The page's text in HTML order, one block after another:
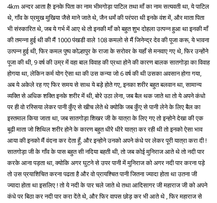
4km अन्दर आता है! इनके पिता का नाम भीमगोड़ा पाटिल तथा माँ का नाम सत्यवती था, ये पाटिल
थे, गाँव के प्रमुख मुखिया जैसे माने जाते थे, जैन धर्मं की परंपरा थी इनके वंश में, और माता पिता
भी संस्कारित थे, जब ये गर्भ में आए थे तो इनकी माँ को बहुत शुभ दोहला उत्पन्न हुआ था इनकी माँ
की तमन्ना हुई थी की मैं 1000 पंखडी वाले 108 कमलो से मैं जिनेन्द्र देव की पूजा करू, ये भावना
उत्पन्न हुई थी, फिर कमल पुष्प कोल्हापुर के राजा के सरोवर के यहाँ से मनवाए गए थे, फिर उन्होंने
पूजा की थी, 9 वर्ष की उम्र में वहा बाल विवाह की प्रथा होने की कारण बालक सातगोड़ा का विवाह
होगया था, लेकिन कर्म योग ऐसा था की उस कन्या जो 6 वर्ष की थी उसका अवसान होगा गया,
अब ये अकेले रह गए फिर समय से साथ ये बड़े होते गए, इनका शरीर बहुत बलवान था, सामान्य
व्यक्ति से अधिक शक्ति इनके शरीर में थी, बोरे उठा लेना, जब बैल थक जाते था तो ये अपने कंधो
पर ही वो रस्सिया लेकर पानी कुँए से खीच लेते थे क्योकि जब कुँए से पानी लेने के लिए बैल का
इस्तमाल किया जाता था, जब सातगोड़ा शिखर जी के यात्रा के लिए गए तो इन्होने देखा की एक
बूढी माता जो शिथिल शरीर होने के कारण बहुत धीरे धीरे यात्रा कर रही थी तो इनको ऐसा भाव
आया की इनको मैं वंदना कर देता हूँ, और इन्होने उनको अपने कंधे पर लेकर पूरी यात्रा करा दी !
सातगोड़ा जी के गाँव के पास बहुत सी नदिया बहती थी, तो जब कोई मुनिराज आते थे तो नदी पार
करके आना पड़ता था, क्योकि अगर घुटने से उपर पानी में मुनिराज को अगर नदी पार करना पड़े
तो उस प्रयाशिचित करना पढता है और वो प्रायश्चित पानी जितना ज्यादा होता था उतना जी
ज्यादा होता था इसलिए ! तो ये नदी के पार चले जाते थे तथा आदिसागर जी महाराज जी को अपने
कंधे पर बिठा कर नदी पार करा देंते थे, और फिर वापस छोड़ कर भी आते थे , फिर महाराज से